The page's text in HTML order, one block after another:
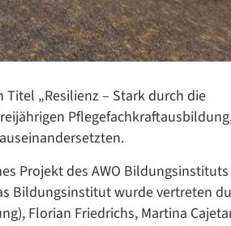
Titel „Resilienz – Stark durch die
Projekt des AWO
Bildungsinstitut wurde vertreten
Florian Friedrichs, Martina
Datenschutzerklärung
Datenschutzerklärung